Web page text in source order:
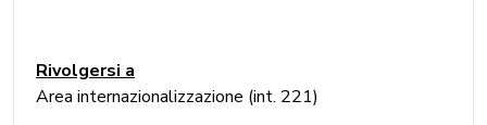
Rivolgersi a
Area internazionalizzazione (int. 221)